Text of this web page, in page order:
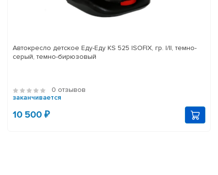
Автокресло детское Еду-Еду KS 525 ISOFIX, гр. I/II, темно-
серый, темно-бирюзовый
0 отзывов
заканчивается
10 500 ₽